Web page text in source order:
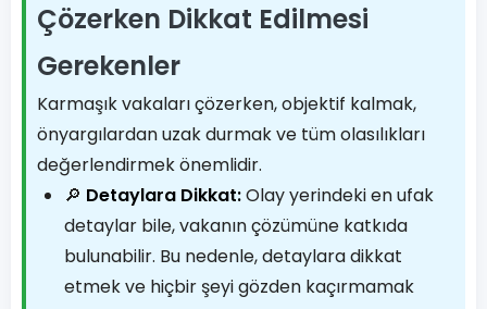
Çözerken Dikkat Edilmesi
Gerekenler
Karmaşık vakaları çözerken, objektif kalmak,
önyargılardan uzak durmak ve tüm olasılıkları
değerlendirmek önemlidir.
🔎 Detaylara Dikkat:Olay yerindeki en ufak
detaylar bile, vakanın çözümüne katkıda
bulunabilir. Bu nedenle, detaylara dikkat
etmek ve hiçbir şeyi gözden kaçırmamak